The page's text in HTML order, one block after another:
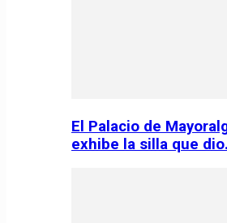
El Palacio de
exhibe la silla que